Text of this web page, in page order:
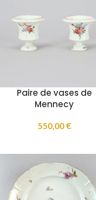
Paire de vases de
Mennecy
550,00€